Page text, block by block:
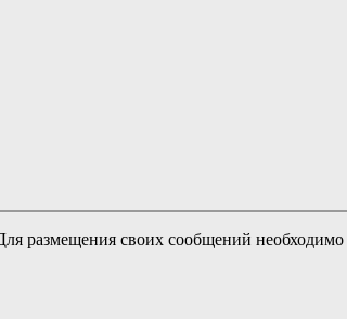
размещения своих сообщений необходимо